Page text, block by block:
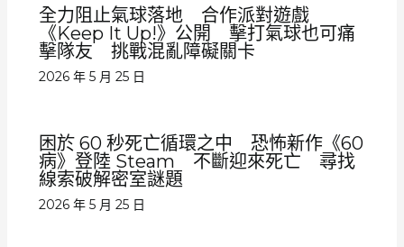
全力阻止氣球落地 合作派對遊戲
《Keep It Up!》公開 擊打氣球也可痛
擊隊友 挑戰混亂障礙關卡
2026 年 5 月 25 日
困於 60 秒死亡循環之中 恐怖新作《60
病》登陸 Steam 不斷迎來死亡 尋找
線索破解密室謎題
2026 年 5 月 25 日